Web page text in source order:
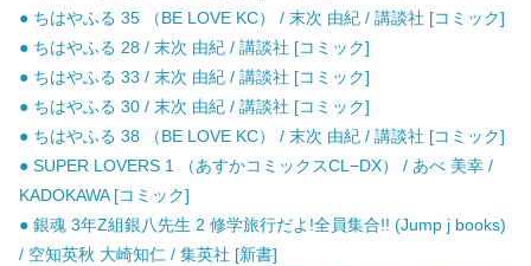
● ちはやふる 35 （BE LOVE KC） / 末次 由紀 / 講談社 [コミック]
● ちはやふる 28 / 末次 由紀 / 講談社 [コミック]
● ちはやふる 33 / 末次 由紀 / 講談社 [コミック]
● ちはやふる 30 / 末次 由紀 / 講談社 [コミック]
● ちはやふる 38 （BE LOVE KC） / 末次 由紀 / 講談社 [コミック]
● SUPER LOVERS 1 （あすかコミックスCL−DX） / あべ 美幸 /
KADOKAWA [コミック]
● 銀魂 3年Z組銀八先生 2 修学旅行だよ!全員集合!! (Jump j books)
/ 空知英秋 大崎知仁 / 集英社 [新書]